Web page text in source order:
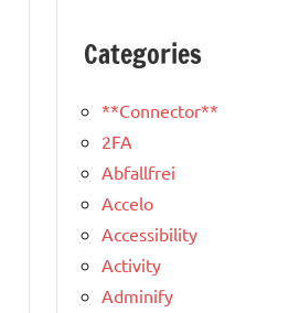
Categories
**Connector**
2FA
Abfallfrei
Accelo
Accessibility
Activity
Adminify